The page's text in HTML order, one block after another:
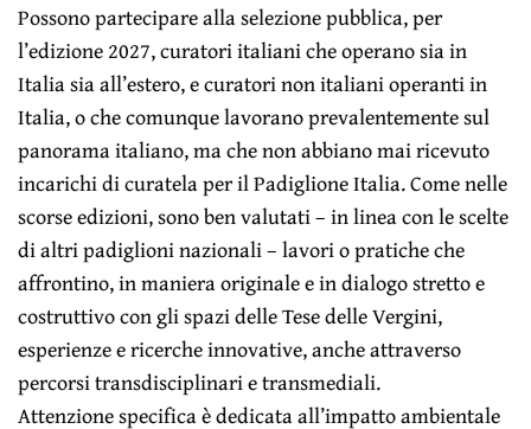
Possono partecipare alla selezione pubblica, per
l’edizione 2027, curatori italiani che operano sia in
Italia sia all’estero, e curatori non italiani operanti in
Italia, o che comunque lavorano prevalentemente sul
panorama italiano, ma che non abbiano mai ricevuto
incarichi di curatela per il Padiglione Italia. Come nelle
scorse edizioni, sono ben valutati – in linea con le scelte
di altri padiglioni nazionali – lavori o pratiche che
affrontino, in maniera originale e in dialogo stretto e
costruttivo con gli spazi delle Tese delle Vergini,
esperienze e ricerche innovative, anche attraverso
percorsi transdisciplinari e transmediali.
Attenzione specifica è dedicata all’impatto ambientale